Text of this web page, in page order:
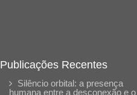
Publicações Recentes
Silêncio orbital: a presença
humana entre a desconexão e o